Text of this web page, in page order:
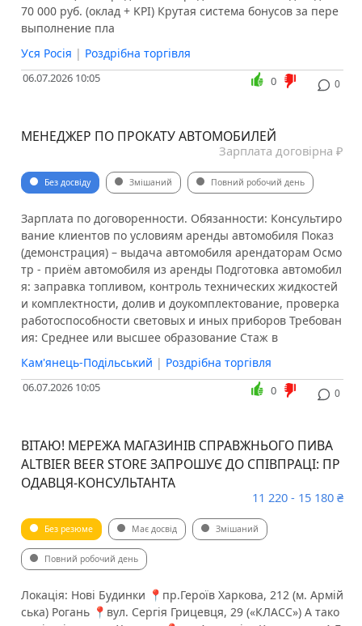
70 000 руб. (оклад + KPI) Крутая система бонусов за пере
выполнение пла
Уся Росія | Роздрібна торгівля
06.07.2026 10:05 0
0
МЕНЕДЖЕР ПО ПРОКАТУ АВТОМОБИЛЕЙ
Зарплата договірна ₽
Без досвіду Змішаний Повний робочий день
Зарплата по договоренности. Обязанности: Консультиро
вание клиентов по условиям аренды автомобиля Показ
(демонстрация) – выдача автомобиля арендаторам Осмо
тр - приём автомобиля из аренды Подготовка автомобил
я: заправка топливом, контроль технических жидкостей
и комплектности, долив и доукомплектование, проверка
работоспособности световых и иных приборов Требован
ия: Среднее или высшее образование Стаж в
Кам'янець-Подільський | Роздрібна торгівля
06.07.2026 10:05 0
0
ВІТАЮ! МЕРЕЖА МАГАЗИНІВ СПРАВЖНЬОГО ПИВА
ALTBIER BEER STORE ЗАПРОШУЄ ДО СПІВПРАЦІ: ПР
ОДАВЦЯ-КОНСУЛЬТАНТА
11 220 - 15 180 ₴
Без резюме Має досвід Змішаний
Повний робочий день
Локація: Нові Будинки 📍пр.Героїв Харкова, 212 (м. Армій
ська) Рогань 📍вул. Сергія Грицевця, 29 («КЛАСС») А тако